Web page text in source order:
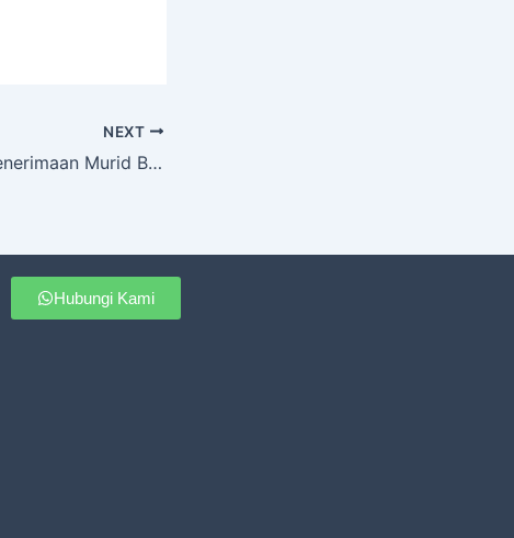
NEXT
Jalur Sistem Penerimaan Murid Baru Tahun pelajaran 2025-2026
Hubungi Kami